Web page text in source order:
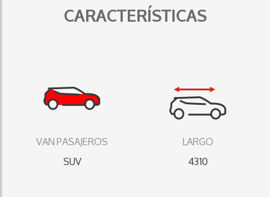
CARACTERÍSTICAS
VAN PASAJEROS
SUV
LARGO
4310